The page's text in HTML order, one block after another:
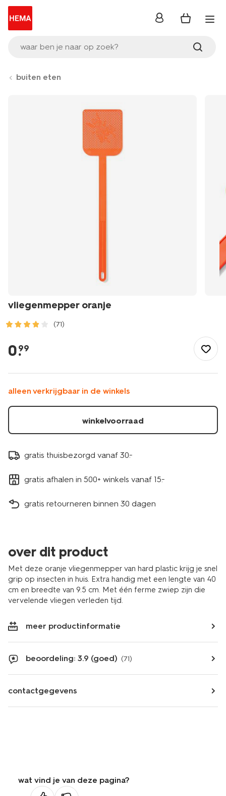
waar ben je naar op zoek?
inloggen
buiten eten
vliegenmepper oranje
(71)
onderweg/buiten-
eten/vliegenmepper-
41840247.html
0.
99
alleen verkrijgbaar in de winkels
winkelvoorraad
gratis thuisbezorgd vanaf 30.-
gratis afhalen in 500+ winkels vanaf 15.-
gratis retourneren binnen 30 dagen
over dit product
Met deze oranje vliegenmepper van hard plastic krijg je snel
grip op insecten in huis. Extra handig met een lengte van 40
cm en breedte van 9.5 cm. Met één ferme zwiep zijn die
vervelende vliegen verleden tijd.
meer productinformatie
beoordeling: 3.9 (goed) (71)
contactgegevens
wat vind je van deze pagina?